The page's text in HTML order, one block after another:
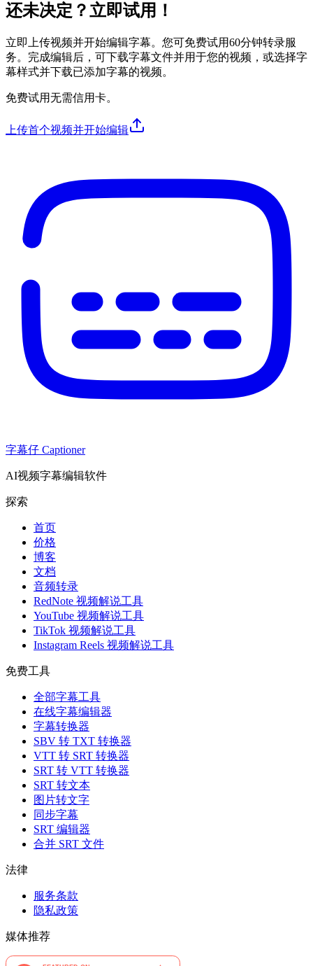
还未决定？立即试用！
立即上传视频并开始编辑字幕。您可免费试用60分钟转录服
务。完成编辑后，可下载字幕文件并用于您的视频，或选择字
幕样式并下载已添加字幕的视频。
免费试用无需信用卡。
上传首个视频并开始编辑
字幕仔 Captioner
AI视频字幕编辑软件
探索
首页
价格
博客
文档
音频转录
RedNote 视频解说工具
YouTube 视频解说工具
TikTok 视频解说工具
Instagram Reels 视频解说工具
免费工具
全部字幕工具
在线字幕编辑器
字幕转换器
SBV 转 TXT 转换器
VTT 转 SRT 转换器
SRT 转 VTT 转换器
SRT 转文本
图片转文字
同步字幕
SRT 编辑器
合并 SRT 文件
法律
服务条款
隐私政策
媒体推荐